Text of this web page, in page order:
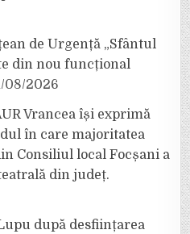
de Urgență „Sfântul
din nou funcțional
08/2026
Vrancea își exprimă
în care majoritatea
Consiliul local Focșani a
din județ.
după desființarea